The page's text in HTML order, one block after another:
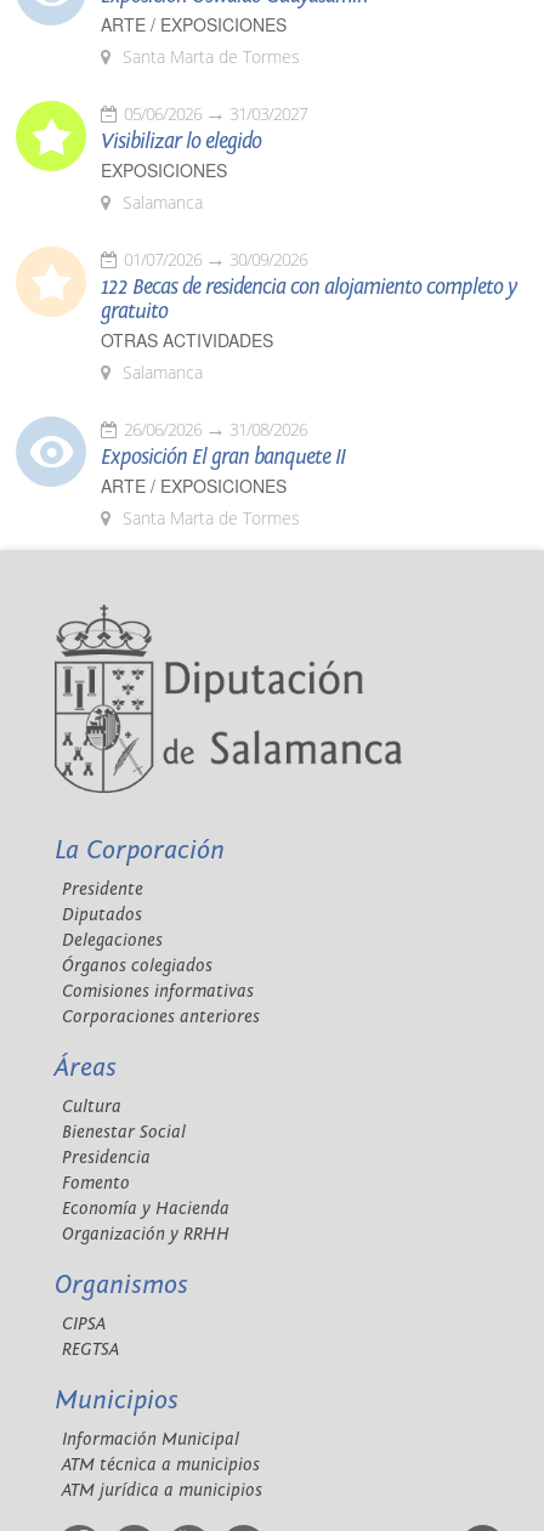
ARTE / EXPOSICIONES
Santa Marta de Tormes
05/06/2026 31/03/2027
Visibilizar lo elegido
EXPOSICIONES
Salamanca
01/07/2026 30/09/2026
122 Becas de residencia con alojamiento completo y
gratuito
OTRAS ACTIVIDADES
Salamanca
26/06/2026 31/08/2026
Exposición El gran banquete II
ARTE / EXPOSICIONES
Santa Marta de Tormes
La Corporación
Presidente
Diputados
Delegaciones
Órganos colegiados
Comisiones informativas
Corporaciones anteriores
Áreas
Cultura
Bienestar Social
Presidencia
Fomento
Economía y Hacienda
Organización y RRHH
Organismos
CIPSA
REGTSA
Municipios
Información Municipal
ATM técnica a municipios
ATM jurídica a municipios